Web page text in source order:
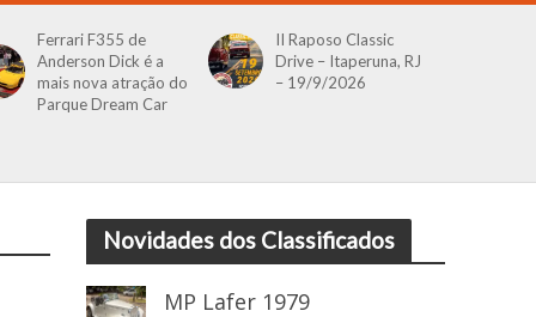
Ferrari F355 de
Anderson Dick é a
mais nova atração do
Parque Dream Car
II Raposo Classic
Drive – Itaperuna, RJ
– 19/9/2026
Novidades dos Classificados
MP Lafer 1979